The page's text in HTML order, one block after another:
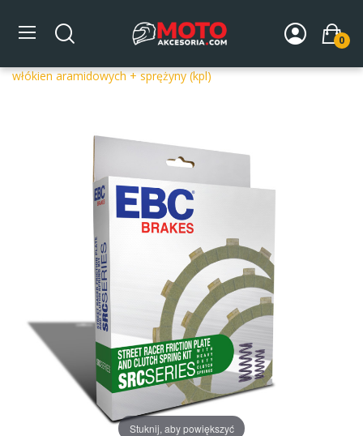
0
Strona główna DLA MOTOCYKLA
Części silnikowe
włókien aramidowych + sprężyny (kpl)
Stuknij, aby powiększyć